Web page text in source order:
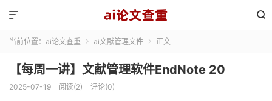


当前位置： ai论文查重  ai文献管理文件  正文
【每周一讲】文献管理软件EndNote 20
2025-07-19 阅读(2) 评论(0)